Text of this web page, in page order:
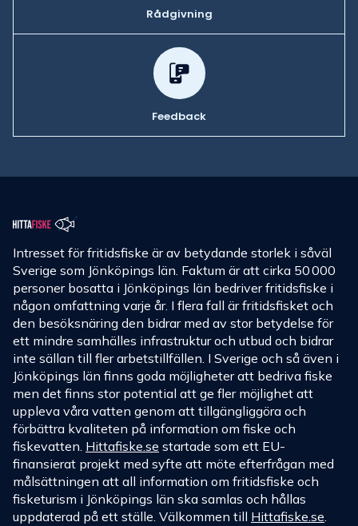
Rådgivning
Feedback
Intresset för fritidsfiske är av betydande storlek i såväl
Sverige som Jönköpings län. Faktum är att cirka 50 000
personer bosatta i Jönköpings län bedriver fritidsfiske i
någon omfattning varje år. I flera fall är fritidsfisket och
den besöksnäring den bidrar med av stor betydelse för
ett mindre samhälles infrastruktur och utbud och bidrar
inte sällan till fler arbetstillfällen. I Sverige och så även i
Jönköpings län finns goda möjligheter att bedriva fiske
men det finns stor potential att ge fler möjlighet att
uppleva våra vatten genom att tillgängliggöra och
förbättra kvaliteten på information om fiske och
fiskevatten. Hittafiske.se startade som ett EU-
finansierat projekt med syfte att möte efterfrågan med
målsättningen att all information om fritidsfiske och
fisketurism i Jönköpings län ska samlas och hållas
uppdaterad på ett ställe. Välkommen till Hittafiske.se.